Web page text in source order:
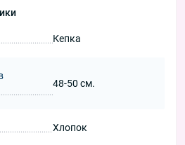
Кепка
48-50 см.
Хлопок